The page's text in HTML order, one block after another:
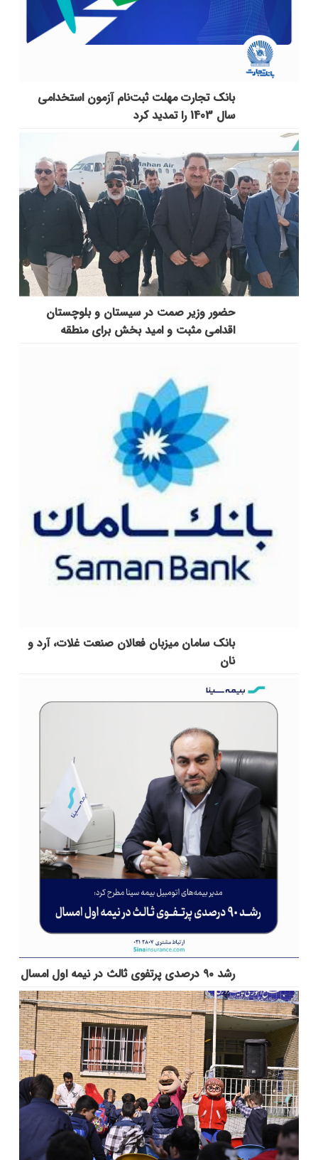
بانک تجارت مهلت ثبت‌نام آزمون استخدامی
سال 1403 را تمدید کرد
حضور وزیر صمت در سیستان و بلوچستان
اقدامی مثبت و امید بخش برای منطقه
بانک سامان میزبان فعالان صنعت غلات، آرد و
نان
رشد ۹۰ درصدی پرتفوی ثالث در نیمه اول امسال